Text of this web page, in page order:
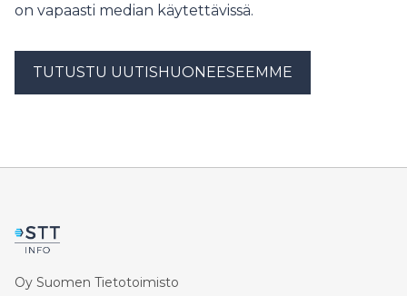
on vapaasti median käytettävissä.
TUTUSTU UUTISHUONEESEEMME
Oy Suomen Tietotoimisto